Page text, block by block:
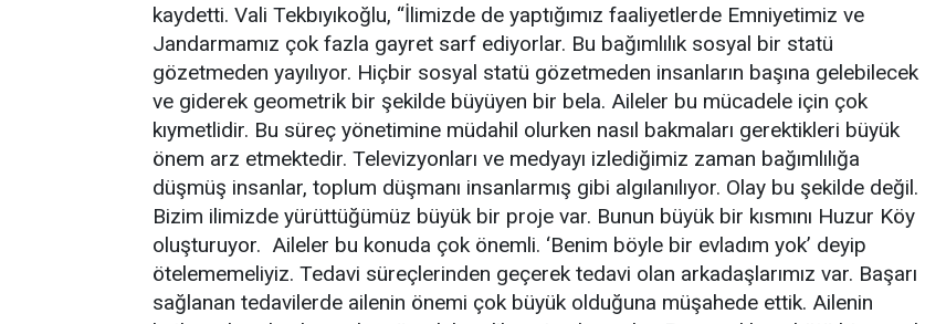
kaydetti. Vali Tekbıyıkoğlu, “İlimizde de yaptığımız faaliyetlerde Emniyetimiz ve
Jandarmamız çok fazla gayret sarf ediyorlar. Bu bağımlılık sosyal bir statü
gözetmeden yayılıyor. Hiçbir sosyal statü gözetmeden insanların başına gelebilecek
ve giderek geometrik bir şekilde büyüyen bir bela. Aileler bu mücadele için çok
kıymetlidir. Bu süreç yönetimine müdahil olurken nasıl bakmaları gerektikleri büyük
önem arz etmektedir. Televizyonları ve medyayı izlediğimiz zaman bağımlılığa
düşmüş insanlar, toplum düşmanı insanlarmış gibi algılanılıyor. Olay bu şekilde değil.
Bizim ilimizde yürüttüğümüz büyük bir proje var. Bunun büyük bir kısmını Huzur Köy
oluşturuyor. Aileler bu konuda çok önemli. ‘Benim böyle bir evladım yok’ deyip
ötelememeliyiz. Tedavi süreçlerinden geçerek tedavi olan arkadaşlarımız var. Başarı
sağlanan tedavilerde ailenin önemi çok büyük olduğuna müşahede ettik. Ailenin